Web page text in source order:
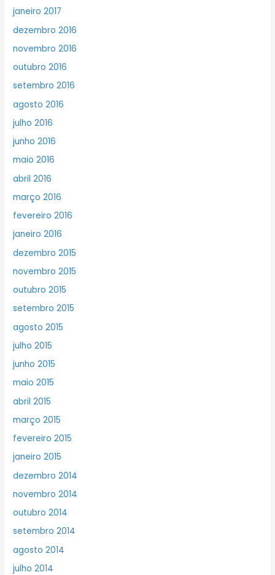
janeiro 2017
dezembro 2016
novembro 2016
outubro 2016
setembro 2016
agosto 2016
julho 2016
junho 2016
maio 2016
abril 2016
março 2016
fevereiro 2016
janeiro 2016
dezembro 2015
novembro 2015
outubro 2015
setembro 2015
agosto 2015
julho 2015
junho 2015
maio 2015
abril 2015
março 2015
fevereiro 2015
janeiro 2015
dezembro 2014
novembro 2014
outubro 2014
setembro 2014
agosto 2014
julho 2014